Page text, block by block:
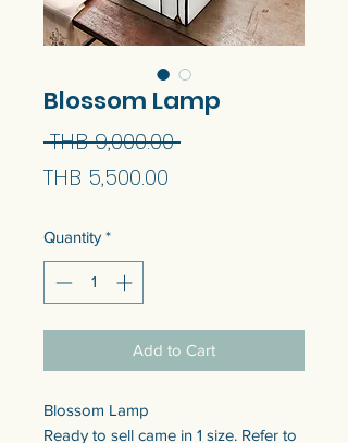
Blossom Lamp
THB 9,000.00 Regular
THB 5,500.00
Quantity *
Add to Cart
Blossom Lamp
Ready to sell came in 1 size. Refer to